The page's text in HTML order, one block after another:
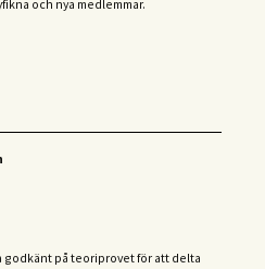
och nya medlemmar.
godkänt på teoriprovet för att delta